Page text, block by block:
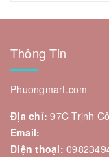
Thông Tin
Phuongmart.com
Địa chỉ: 97C Trịnh
Email:
Điện thoại: